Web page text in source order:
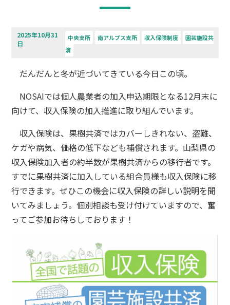
2025年10月31
日
中央支所 南アルプス支所 収入保険制度
園芸施設共
済
だんだんと冬が近づいてきている今日この頃。
NOSAIでは個人農業者の加入申込期限となる12月末に
向けて、収入保険の加入推進に取り組んでいます。
収入保険は、果樹共済ではカバーしきれない、盗難、
ケガや病気、価格の低下なども補償されます。山梨県の
収入保険加入者の約半数が果樹共済からの移行者です。
すでに果樹共済に加入している組合員様も収入保険に移
行できます。ぜひこの機会に収入保険の詳しい説明を聞
いてみましょう。個別相談も受け付けていますので、奮
ってご参加お待ちしております！